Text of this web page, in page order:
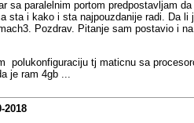
sa paralelnim portom predpostavljam
sta i kako i sta najpouzdanije radi. Da
Pozdrav. Pitanje sam postavio i
polukonfiguraciju tj maticnu sa
je ram 4gb ...
2018